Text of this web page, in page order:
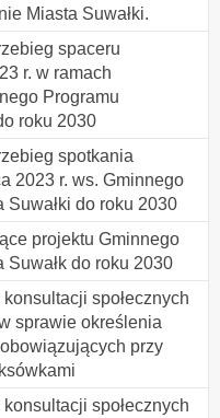
Miasta Suwałki.
spaceru
r. w ramach
Programu
roku 2030
spotkania
2023 r. ws. Gminnego
do roku 2030
projektu Gminnego
do roku 2030
społecznych
sprawie określenia
przy
społecznych